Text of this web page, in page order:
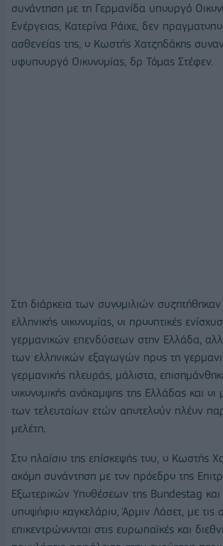
συνάντηση με τη Γερμανίδα υπουργό
Ενέργειας, Κατερίνα Ράιχε, δεν
ασθενείας της, ο Κωστής Χατζηδάκης
υφυπουργό Οικονομίας, δρ Τόμας Στέφεν.
Στη διάρκεια των συνομιλιών
ελληνικής οικονομίας, οι προοπτικές
γερμανικών επενδύσεων στην Ελλάδα,
των ελληνικών εξαγωγών προς τη
γερμανικής πλευράς, μάλιστα,
οικονομικής ανάκαμψης της Ελλάδας και οι
των τελευταίων ετών αποτελούν πλέον
μελέτη.
Στο πλαίσιο της επίσκεψής του, ο Κωστής
ακόμη συνάντηση με τον πρόεδρο της
Εξωτερικών Υποθέσεων της Bundestag
υποψήφιο καγκελάριο, Άρμιν Λάσετ, με τις
επικεντρώνονται στις ευρωπαϊκές και